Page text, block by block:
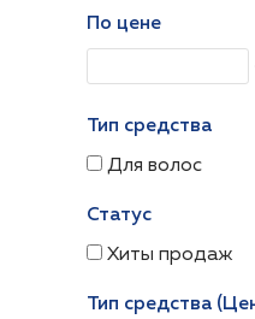
По цене
Тип средства
Для волос
Статус
Хиты продаж
Тип средства